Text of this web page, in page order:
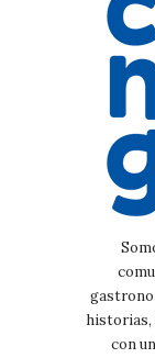
historias,
con